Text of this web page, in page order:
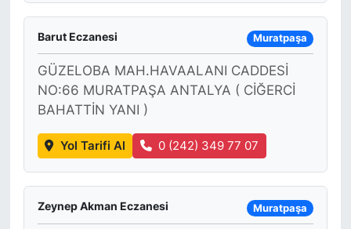
Barut Eczanesi Muratpaşa
GÜZELOBA MAH.HAVAALANI CADDESİ
NO:66 MURATPAŞA ANTALYA ( CİĞERCİ
BAHATTİN YANI )
Yol Tarifi Al 0 (242) 349 77 07
Zeynep Akman Eczanesi Muratpaşa